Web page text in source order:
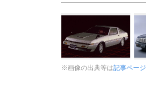
※画像の出典等は記事ページ